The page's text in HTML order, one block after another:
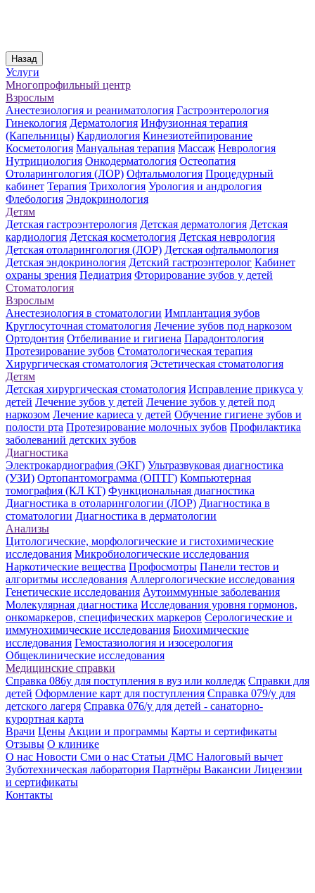
Назад
Услуги
Многопрофильный центр
Взрослым
Анестезиология и реаниматология Гастроэнтерология
Гинекология Дерматология Инфузионная терапия
(Капельницы) Кардиология Кинезиотейпирование
Косметология Мануальная терапия Массаж Неврология
Нутрициология Онкодерматология Остеопатия
Отоларингология (ЛОР) Офтальмология Процедурный
кабинет Терапия Трихология Урология и андрология
Флебология Эндокринология
Детям
Детская гастроэнтерология Детская дерматология Детская
кардиология Детская косметология Детская неврология
Детская отоларингология (ЛОР) Детская офтальмология
Детская эндокринология Детский гастроэнтеролог Кабинет
охраны зрения Педиатрия Фторирование зубов у детей
Стоматология
Взрослым
Анестезиология в стоматологии Имплантация зубов
Круглосуточная стоматология Лечение зубов под наркозом
Ортодонтия Отбеливание и гигиена Парадонтология
Протезирование зубов Стоматологическая терапия
Хирургическая стоматология Эстетическая стоматология
Детям
Детская хирургическая стоматология Исправление прикуса у
детей Лечение зубов у детей Лечение зубов у детей под
наркозом Лечение кариеса у детей Обучение гигиене зубов и
полости рта Протезирование молочных зубов Профилактика
заболеваний детских зубов
Диагностика
Электрокардиография (ЭКГ) Ультразвуковая диагностика
(УЗИ) Ортопантомограмма (ОПТГ) Компьютерная
томография (КЛ КТ) Функциональная диагностика
Диагностика в отоларингологии (ЛОР) Диагностика в
стоматологии Диагностика в дерматологии
Анализы
Цитологические, морфологические и гистохимические
исследования Микробиологические исследования
Наркотические вещества Профосмотры Панели тестов и
алгоритмы исследования Аллергологические исследования
Генетические исследования Аутоиммунные заболевания
Молекулярная диагностика Исследования уровня гормонов,
онкомаркеров, специфических маркеров Серологические и
иммунохимические исследования Биохимические
исследования Гемостазиология и изосерология
Общеклинические исследования
Медицинские справки
Справка 086у для поступления в вуз или колледж Справки для
детей Оформление карт для поступления Справка 079/у для
детского лагеря Справка 076/у для детей - санаторно-
курортная карта
Врачи Цены Акции и программы Карты и сертификаты
Отзывы О клинике
О нас Новости Сми о нас Статьи ДМС Налоговый вычет
Зуботехническая лаборатория Партнёры Вакансии Лицензии
и сертификаты
Контакты